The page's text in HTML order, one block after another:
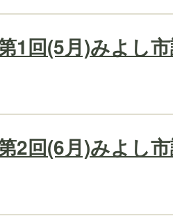
1回(5月)みよし
2回(6月)みよし